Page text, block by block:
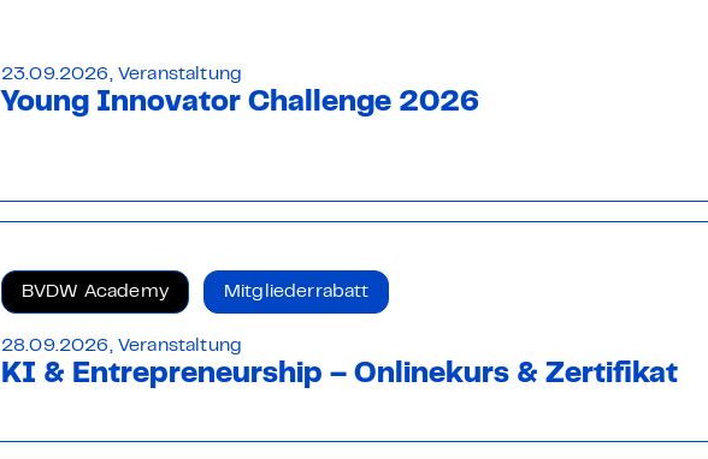
23.09.2026, Veranstaltung
Young Innovator Challenge 2026
BVDW Academy Mitgliederrabatt
28.09.2026, Veranstaltung
KI & Entrepreneurship – Onlinekurs & Zertifikat